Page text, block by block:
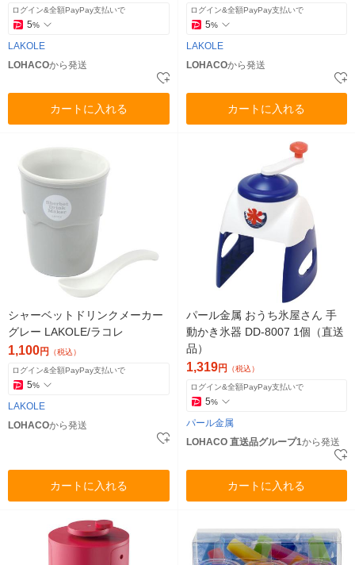
ログイン&全額PayPay支払いで
5%
LAKOLE
LOHACOから発送
カートに入れる
ログイン&全額PayPay支払いで
5%
LAKOLE
LOHACOから発送
カートに入れる
シャーベットドリンクメーカー
グレー LAKOLE/ラコレ
1,100円 （税込）
ログイン&全額PayPay支払いで
5%
LAKOLE
LOHACOから発送
カートに入れる
パール金属 おうち氷屋さん 手
動かき氷器 DD-8007 1個（直送
品）
1,319円 （税込）
ログイン&全額PayPay支払いで
5%
パール金属
LOHACO 直送品グループ1から発送
カートに入れる